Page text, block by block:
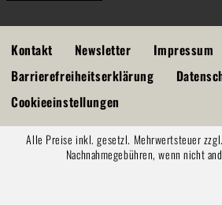
Kontakt Newsletter
Impressum
Barrierefreiheitserklärung
Cookieeinstellungen
Alle Preise inkl. gesetzl. Mehrwertsteuer
Nachnahmegebühren, wenn nicht